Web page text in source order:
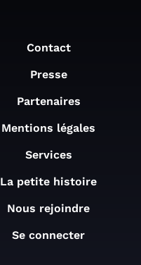
Contact
Presse
Partenaires
Mentions légales
Services
La petite histoire
Nous rejoindre
Se connecter